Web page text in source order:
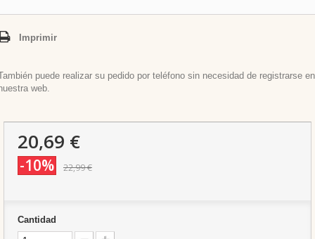
Imprimir
puede realizar su pedido por teléfono sin necesidad de registrarse en
web.
20,69 €
-10% 22,99 €
Cantidad